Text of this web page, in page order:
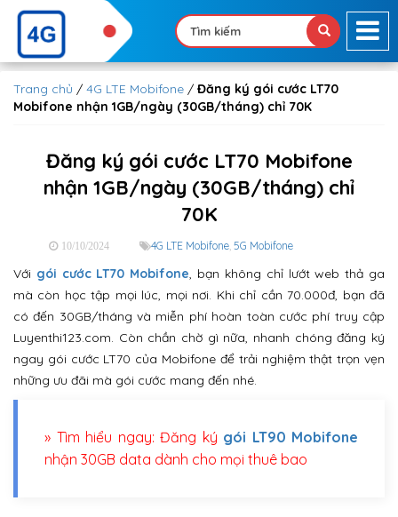
Trang chủ / 4G LTE Mobifone / Đăng ký gói cước LT70
Mobifone nhận 1GB/ngày (30GB/tháng) chỉ 70K
Đăng ký gói cước LT70 Mobifone
nhận 1GB/ngày (30GB/tháng) chỉ
70K
10/10/2024 4G LTE Mobifone, 5G Mobifone
Với gói cước LT70 Mobifone, bạn không chỉ lướt web thả ga
mà còn học tập mọi lúc, mọi nơi. Khi chỉ cần 70.000đ, bạn đã
có đến 30GB/tháng và miễn phí hoàn toàn cước phí truy cập
Luyenthi123.com. Còn chần chờ gì nữa, nhanh chóng đăng ký
ngay gói cước LT70 của Mobifone để trải nghiệm thật trọn vẹn
những ưu đãi mà gói cước mang đến nhé.
» Tìm hiểu ngay: Đăng ký gói LT90 Mobifone
nhận 30GB data dành cho mọi thuê bao